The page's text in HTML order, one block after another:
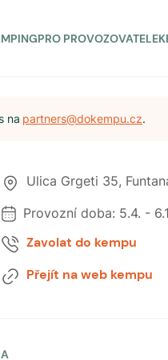
PRO PROVOZOVATELE
na partners@dokempu.cz.
Ulica Grgeti 35,
Provozní doba: 5.4. -
Zavolat do kempu
Přejít na web kempu